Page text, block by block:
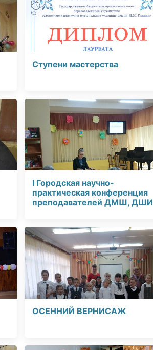
Ступени мастерства
I Городская научно-
практическая конференция
преподавателей ДМШ, ДШИ
ОСЕННИЙ ВЕРНИСАЖ